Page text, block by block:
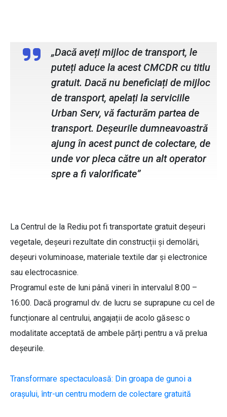
„Dacă aveți mijloc de transport, le
puteți aduce la acest CMCDR cu titlu
gratuit. Dacă nu beneficiați de mijloc
de transport, apelați la serviciile
Urban Serv, vă facturăm partea de
transport. Deșeurile dumneavoastră
ajung în acest punct de colectare, de
unde vor pleca către un alt operator
spre a fi valorificate”
La Centrul de la Rediu pot fi transportate gratuit deșeuri
vegetale, deșeuri rezultate din construcții și demolări,
deșeuri voluminoase, materiale textile dar și electronice
sau electrocasnice.
Programul este de luni până vineri în intervalul 8:00 –
16:00. Dacă programul dv. de lucru se suprapune cu cel de
funcționare al centrului, angajații de acolo găsesc o
modalitate acceptată de ambele părți pentru a vă prelua
deșeurile.
Transformare spectaculoasă: Din groapa de gunoi a
orașului, într-un centru modern de colectare gratuită